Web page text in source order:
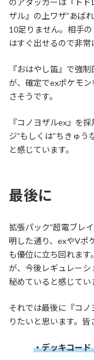
のアタッカーは『ト
ザル』の上ワザ”あば
10足りません。相手
はすぐ出せるので非常
『おはやし笛』で強
が、確定でexポケモ
さそうです。
『コノヨザルex』を
ジ”もしくは”ちきゅう
と感じています。
最後に
拡張パック”超電ブレ
明した通り、exやVポ
も優位に立ち回れま
が、今後レギュレー
秘めていると感じてい
それでは最後に『コ
りたいと思います。皆
・デッキコー